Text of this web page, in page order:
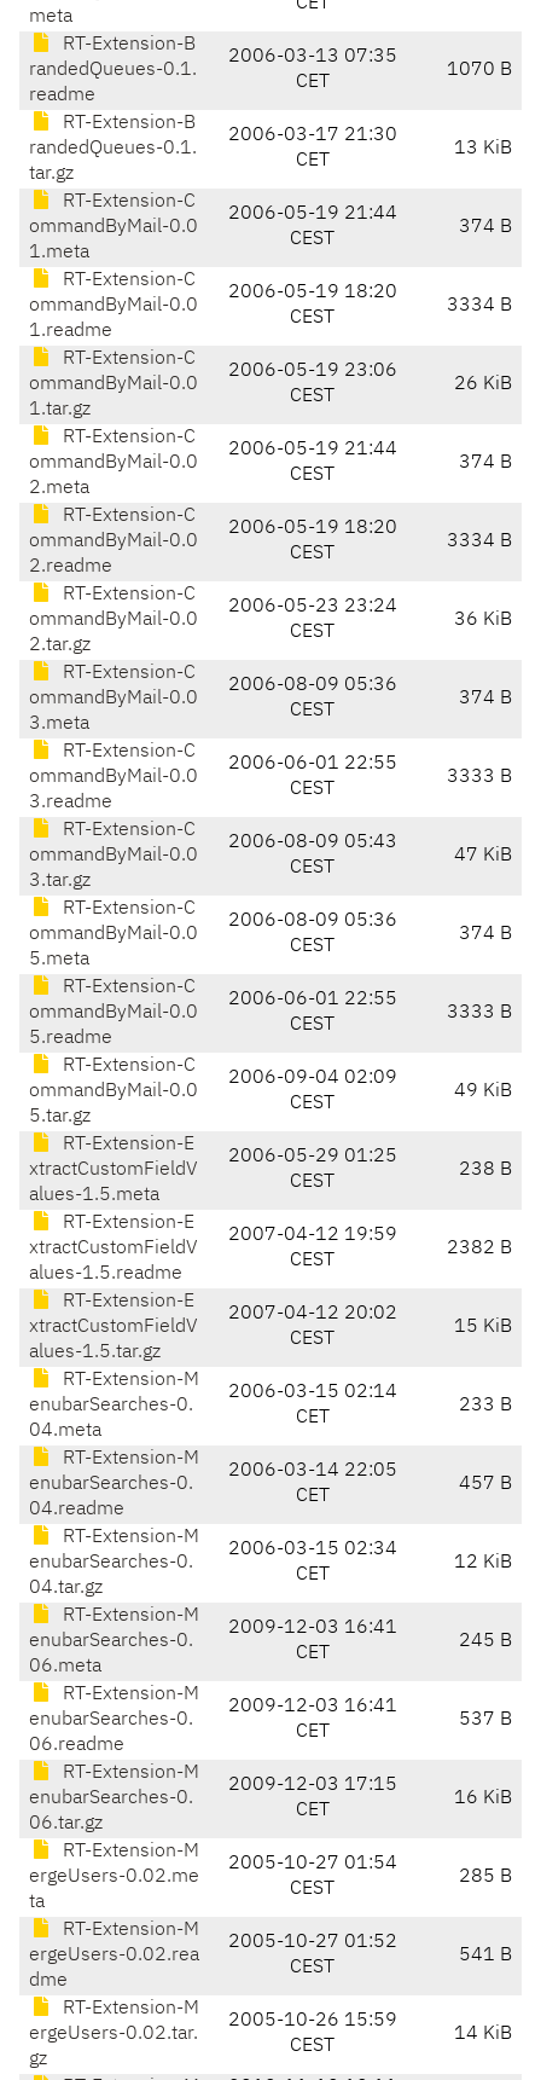
meta
RT-Extension-B
randedQueues-0.1.
readme
2006-03-13 07:35
CET
1070 B
RT-Extension-B
randedQueues-0.1.
tar.gz
2006-03-17 21:30
CET
13 KiB
RT-Extension-C
ommandByMail-0.0
1.meta
2006-05-19 21:44
CEST
374 B
RT-Extension-C
ommandByMail-0.0
1.readme
2006-05-19 18:20
CEST
3334 B
RT-Extension-C
ommandByMail-0.0
1.tar.gz
2006-05-19 23:06
CEST
26 KiB
RT-Extension-C
ommandByMail-0.0
2.meta
2006-05-19 21:44
CEST
374 B
RT-Extension-C
ommandByMail-0.0
2.readme
2006-05-19 18:20
CEST
3334 B
RT-Extension-C
ommandByMail-0.0
2.tar.gz
2006-05-23 23:24
CEST
36 KiB
RT-Extension-C
ommandByMail-0.0
3.meta
2006-08-09 05:36
CEST
374 B
RT-Extension-C
ommandByMail-0.0
3.readme
2006-06-01 22:55
CEST
3333 B
RT-Extension-C
ommandByMail-0.0
3.tar.gz
2006-08-09 05:43
CEST
47 KiB
RT-Extension-C
ommandByMail-0.0
5.meta
2006-08-09 05:36
CEST
374 B
RT-Extension-C
ommandByMail-0.0
5.readme
2006-06-01 22:55
CEST
3333 B
RT-Extension-C
ommandByMail-0.0
5.tar.gz
2006-09-04 02:09
CEST
49 KiB
RT-Extension-E
xtractCustomFieldV
alues-1.5.meta
2006-05-29 01:25
CEST
238 B
RT-Extension-E
xtractCustomFieldV
alues-1.5.readme
2007-04-12 19:59
CEST
2382 B
RT-Extension-E
xtractCustomFieldV
alues-1.5.tar.gz
2007-04-12 20:02
CEST
15 KiB
RT-Extension-M
enubarSearches-0.
04.meta
2006-03-15 02:14
CET
233 B
RT-Extension-M
enubarSearches-0.
04.readme
2006-03-14 22:05
CET
457 B
RT-Extension-M
enubarSearches-0.
04.tar.gz
2006-03-15 02:34
CET
12 KiB
RT-Extension-M
enubarSearches-0.
06.meta
2009-12-03 16:41
CET
245 B
RT-Extension-M
enubarSearches-0.
06.readme
2009-12-03 16:41
CET
537 B
RT-Extension-M
enubarSearches-0.
06.tar.gz
2009-12-03 17:15
CET
16 KiB
RT-Extension-M
ergeUsers-0.02.me
ta
2005-10-27 01:54
CEST
285 B
RT-Extension-M
ergeUsers-0.02.rea
dme
2005-10-27 01:52
CEST
541 B
RT-Extension-M
ergeUsers-0.02.tar.
gz
2005-10-26 15:59
CEST
14 KiB